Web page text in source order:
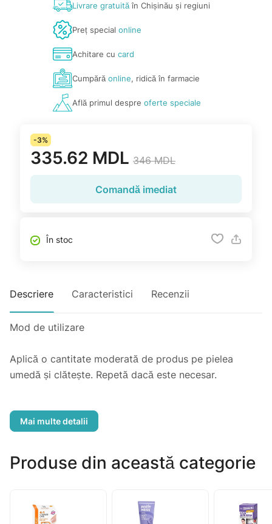
Livrare gratuităîn Chișinău și regiuni
Preț special online
Achitare cu card
Cumpărăonline, ridică în farmacie
Află primul despre oferte speciale
-3%
335.62 MDL 346 MDL
Comandă imediat
În stoc
Descriere Caracteristici Recenzii
Mod de utilizare
Aplică o cantitate moderată de produs pe pielea
umedă și clătește. Repetă dacă este necesar.
Cocoamphodiacetate, Cocamidopropyl Betaine,
Glycerin, Acrylates/C10-30 Alkyl Acrylate
Styrene/Acrylates Copolymer (and) Coco-Glucoside,
Piroctone Olamine, Parfum, Melaleuca Alternifolia (Tea
Produse din această categorie